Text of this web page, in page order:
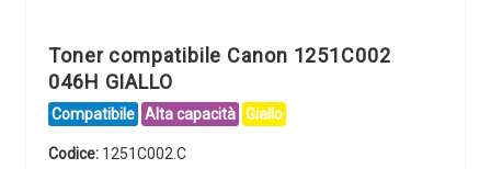
Toner compatibile Canon 1251C002
046H GIALLO
Compatibile Alta capacità Giallo
Codice: 1251C002.C